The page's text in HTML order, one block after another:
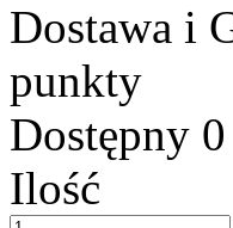
Dostawa i
punkty
Dostępny 0
Ilość